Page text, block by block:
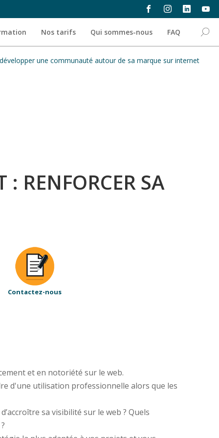
Nos tarifs Qui sommes-nous FAQ
une communauté autour de sa marque sur internet
RENFORCER SA
Contactez-nous
et en notoriété sur le web.
d'une utilisation professionnelle alors que les
sa visibilité sur le web ? Quels